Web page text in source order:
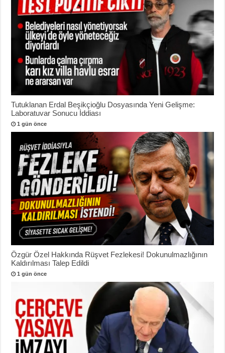
Tutuklanan Erdal Beşikçioğlu Dosyasında Yeni Gelişme:
Laboratuvar Sonucu İddiası
1 gün önce
Özgür Özel Hakkında Rüşvet Fezlekesi! Dokunulmazlığının
Kaldırılması Talep Edildi
1 gün önce